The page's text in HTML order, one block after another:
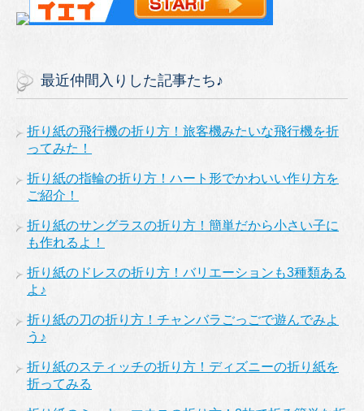
最近仲間入りした記事たち♪
折り紙の飛行機の折り方！旅客機みたいな飛行機を折
ってみた！
折り紙の指輪の折り方！ハート形でかわいい作り方を
ご紹介！
折り紙のサングラスの折り方！簡単だから小さい子に
も作れるよ！
折り紙のドレスの折り方！バリエーションも3種類ある
よ♪
折り紙の刀の折り方！チャンバラごっごで遊んでみよ
う♪
折り紙のスティッチの折り方！ディズニーの折り紙を
折ってみる